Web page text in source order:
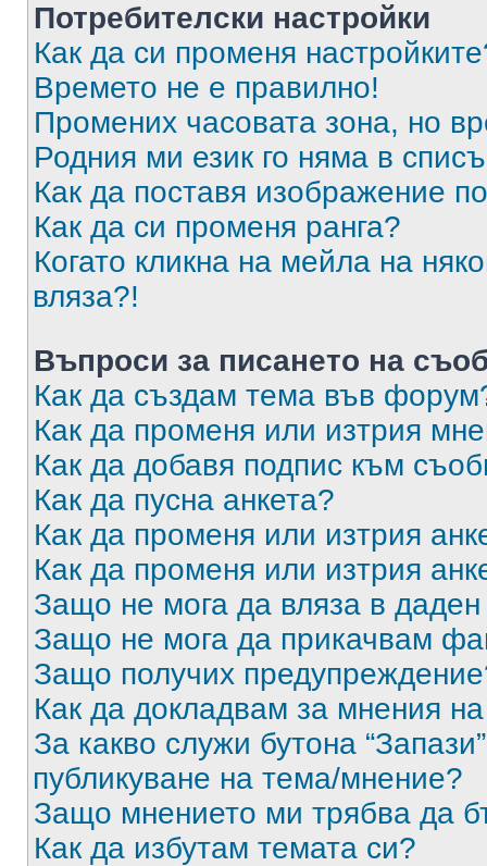
Потребителски настройки
Как да си променя
Времето не е правилно!
Промених часовата зона, но
Родния ми език го няма в
Как да поставя изображение
Как да си променя ранга?
Когато кликна на мейла на
вляза?!
Въпроси за писането на
Как да създам тема във
Как да променя или изтрия
Как да добавя подпис към
Как да пусна анкета?
Как да променя или изтрия
Как да променя или изтрия
Защо не мога да вляза в
Защо не мога да прикачвам
Защо получих
Как да докладвам за мнения
За какво служи бутона
публикуване на тема/мнение?
Защо мнението ми трябва да
Как да избутам темата си?